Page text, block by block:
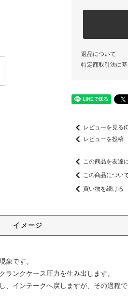
返品について
特定商取引法に
レビューを見る
レビューを投稿
この商品を友達
この商品につい
買い物を続ける
イメージ
象です。
ンクケース圧力を生み出します。
インテークへ戻しますが、その過程